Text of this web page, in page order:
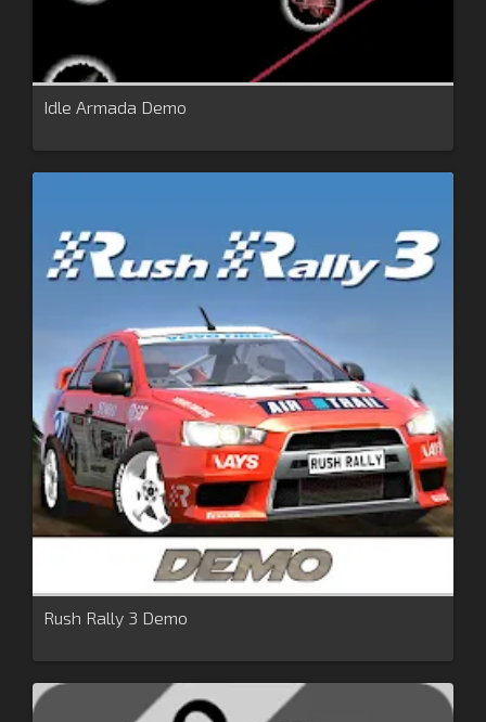
Idle Armada Demo
Rush Rally 3 Demo